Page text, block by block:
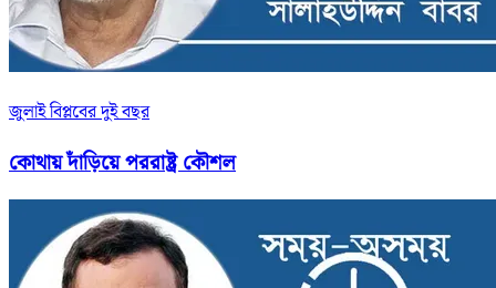
জুলাই বিপ্লবের দুই বছর
কোথায় দাঁড়িয়ে পররাষ্ট্র কৌশল